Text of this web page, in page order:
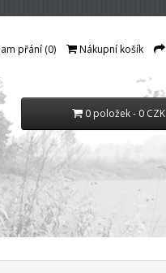
přání (0) Nákupní košík
0 položek - 0 CZK